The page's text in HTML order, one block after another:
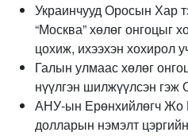
Украинчууд Оросын Хар
“Москва” хөлөг онгоцыг
цохиж, ихээхэн хохирол
Галын улмаас хөлөг
нүүлгэн шилжүүлсэн
АНУ-ын Ерөнхийлөгч Жо
долларын нэмэлт